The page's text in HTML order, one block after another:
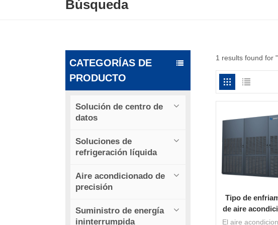
Búsqueda
CATEGORÍAS DE
PRODUCTO
Solución de centro de
datos
Soluciones de
refrigeración líquida
Aire acondicionado de
precisión
Suministro de energía
ininterrumpida
1 results found for
Tipo de
de aire
de unidad de
El aire